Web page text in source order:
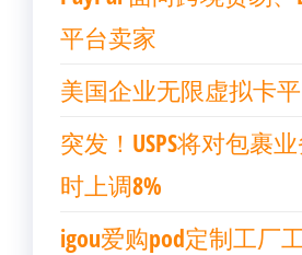
平台卖家
美国企业无限虚拟卡
突发！USPS将对包裹
时上调8%
igou爱购pod定制工厂